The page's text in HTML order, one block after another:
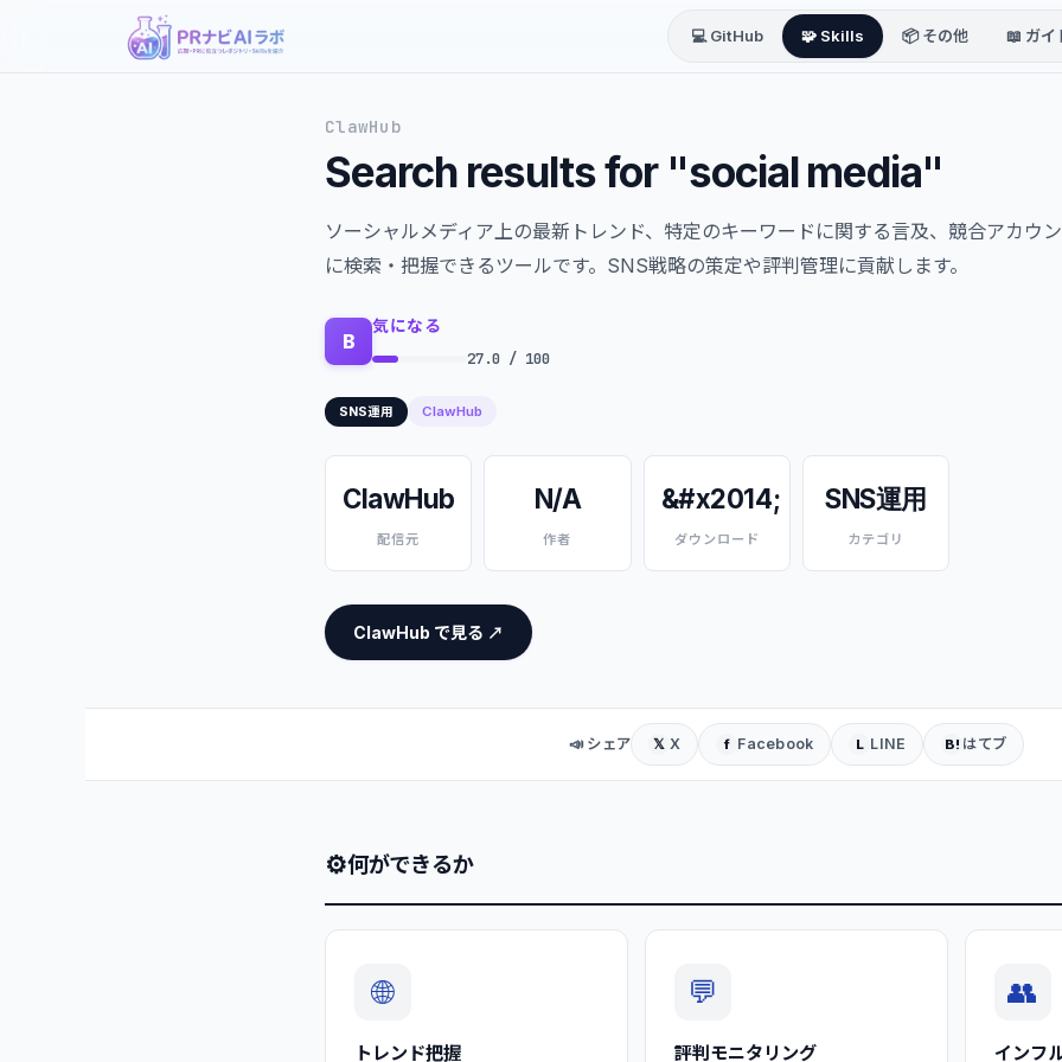
💻 GitHub 🧩 Skills 📦 その他 📖 ガイ
ClawHub
Search results for "social media"
ソーシャルメディア上の最新トレンド、特定のキーワードに関する言及、競合アカウ
に検索・把握できるツールです。SNS戦略の策定や評判管理に貢献します。
B
気になる
27.0 / 100
SNS運用 ClawHub
ClawHub
配信元
N/A
作者
&#x2014;
ダウンロード
SNS運用
カテゴリ
ClawHub で見る ↗
📣 シェア 𝕏 X f Facebook L LINE B! はてブ
⚙何ができるか
🌐
トレンド把握
💬
評判モニタリング
👥
インフ